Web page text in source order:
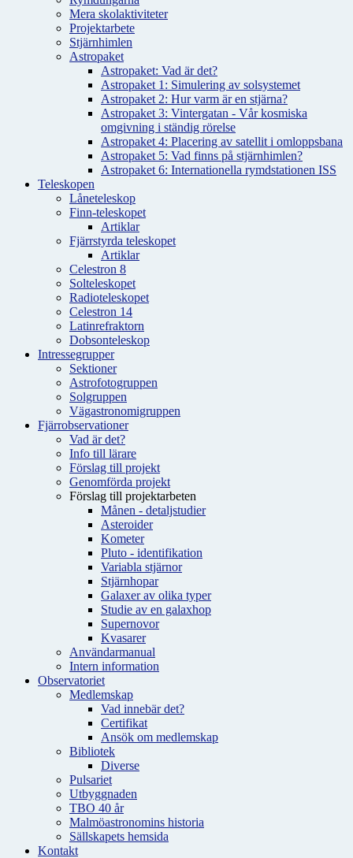
Mera skolaktiviteter
Projektarbete
Stjärnhimlen
Astropaket
Astropaket: Vad är det?
Astropaket 1: Simulering av solsystemet
Astropaket 2: Hur varm är en stjärna?
Astropaket 3: Vintergatan - Vår kosmiska
omgivning i ständig rörelse
Astropaket 4: Placering av satellit i omloppsbana
Astropaket 5: Vad finns på stjärnhimlen?
Astropaket 6: Internationella rymdstationen ISS
Teleskopen
Låneteleskop
Finn-teleskopet
Artiklar
Fjärrstyrda teleskopet
Artiklar
Celestron 8
Solteleskopet
Radioteleskopet
Celestron 14
Latinrefraktorn
Dobsonteleskop
Intressegrupper
Sektioner
Astrofotogruppen
Solgruppen
Vägastronomigruppen
Fjärrobservationer
Vad är det?
Info till lärare
Förslag till projekt
Genomförda projekt
Förslag till projektarbeten
Månen - detaljstudier
Asteroider
Kometer
Pluto - identifikation
Variabla stjärnor
Stjärnhopar
Galaxer av olika typer
Studie av en galaxhop
Supernovor
Kvasarer
Användarmanual
Intern information
Observatoriet
Medlemskap
Vad innebär det?
Certifikat
Ansök om medlemskap
Bibliotek
Diverse
Pulsariet
Utbyggnaden
TBO 40 år
Malmöastronomins historia
Sällskapets hemsida
Kontakt